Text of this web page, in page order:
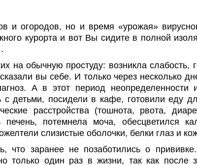
и огородов, но и время «урожая»
курорта и вот Вы сидите в полной
на обычную простуду: возникла слабость,
вы себе. И только через несколько
А в этот период неопределенности
детьми, посидели в кафе, готовили еду
расстройства (тошнота, рвота,
потемнела моча, обесцветился
слизистые оболочки, белки глаз и
что заранее не позаботились о
только один раз в жизни, так как после